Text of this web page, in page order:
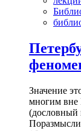
Значение
многим вне
(дословный